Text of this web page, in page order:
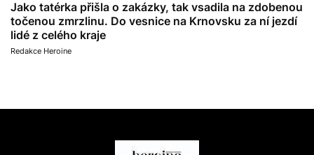
Jako tatérka přišla o zakázky, tak vsadila na zdobenou
točenou zmrzlinu. Do vesnice na Krnovsku za ní jezdí
lidé z celého kraje
Redakce Heroine